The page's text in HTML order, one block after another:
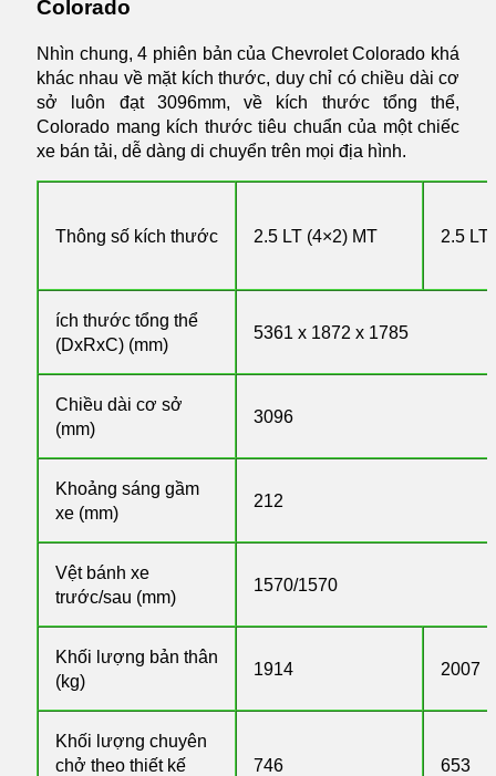
Colorado
Nhìn chung, 4 phiên bản của Chevrolet Colorado khá
khác nhau về mặt kích thước, duy chỉ có chiều dài cơ
sở luôn đạt 3096mm, về kích thước tổng thể,
Colorado mang kích thước tiêu chuẩn của một chiếc
xe bán tải, dễ dàng di chuyển trên mọi địa hình.
Thông số kích thước 2.5 LT (4×2) MT 2.5 LT
ích thước tổng thể
(DxRxC) (mm)
5361 x 1872 x 1785
Chiều dài cơ sở
(mm)
3096
Khoảng sáng gầm
xe (mm)
212
Vệt bánh xe
trước/sau (mm)
1570/1570
Khối lượng bản thân
(kg)
1914 2007
Khối lượng chuyên
chở theo thiết kế
746 653